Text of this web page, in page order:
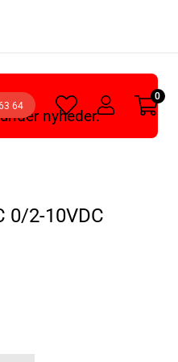
64
heart
light
light
0
nyheder.
0/2-10VDC